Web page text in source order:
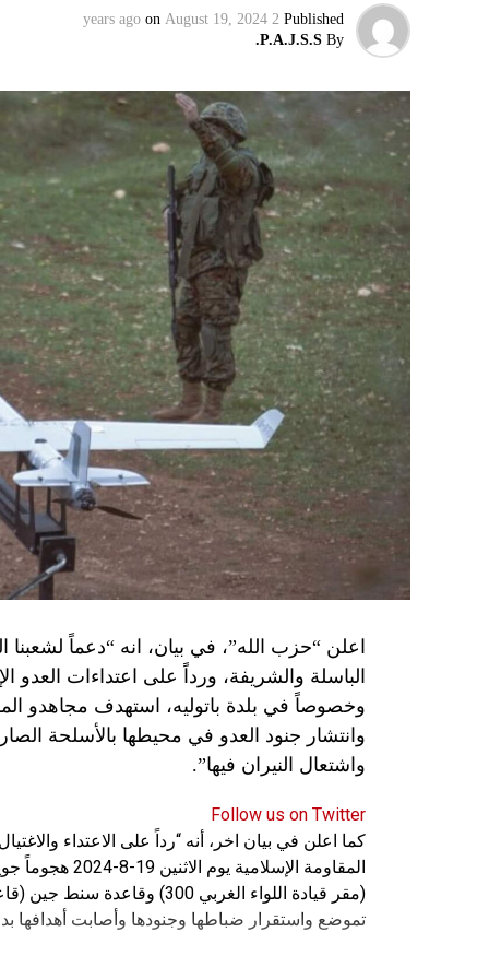
Published
2 years ago
on August 19, 2024
By
P.A.J.S.S.
اعلن “حزب الله”، في بيان، انه “دعماً
الباسلة ‌‏‌‏‌والشريفة، ورداً على اعتداءات العدو
وانتشار جنود العدو في محيطها بالأسلحة
واشتعال النيران فيها”.
Follow us on Twitter
كما اعلن في بيان اخر، أنه “رداً على الاعتداء
المقاومة
(مقر قيادة اللواء الغربي
تموضع واستقرار ضباطها وجنودها وأصابت أهدافها